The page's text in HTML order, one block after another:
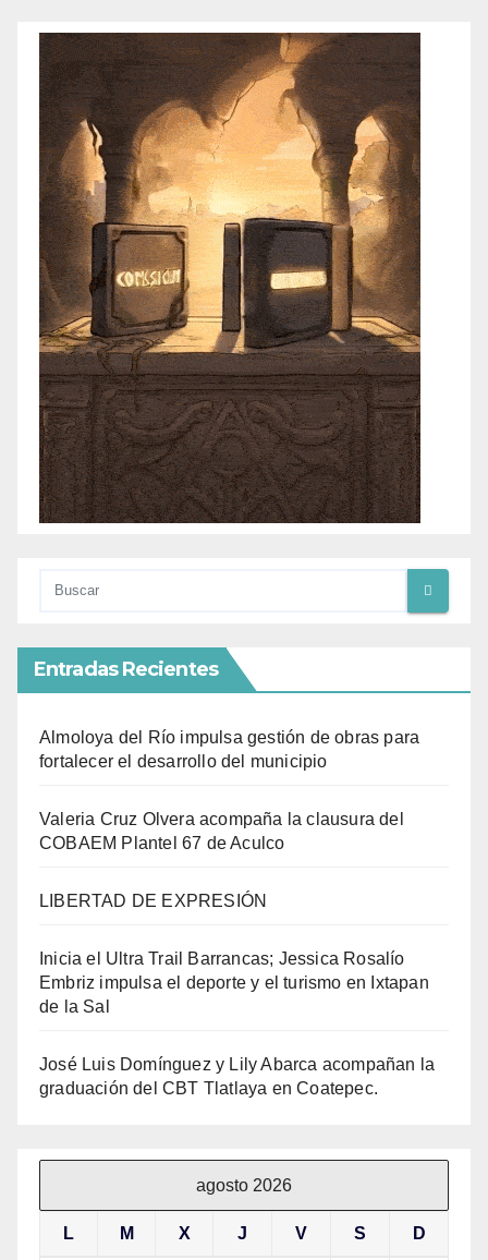
Entradas Recientes
Almoloya del Río impulsa gestión de obras para
fortalecer el desarrollo del municipio
Valeria Cruz Olvera acompaña la clausura del
COBAEM Plantel 67 de Aculco
LIBERTAD DE EXPRESIÓN
Inicia el Ultra Trail Barrancas; Jessica Rosalío
Embriz impulsa el deporte y el turismo en Ixtapan
de la Sal
José Luis Domínguez y Lily Abarca acompañan la
graduación del CBT Tlatlaya en Coatepec.
agosto 2026
L M X J V S D